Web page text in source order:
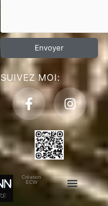
Envoyer
SUIVEZ MOI:
Création
ECW